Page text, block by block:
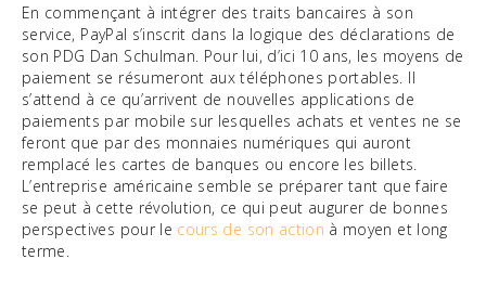
En commençant à intégrer des traits bancaires à son
service, PayPal s’inscrit dans la logique des déclarations de
son PDG Dan Schulman. Pour lui, d’ici 10 ans, les moyens de
paiement se résumeront aux téléphones portables. Il
s’attend à ce qu’arrivent de nouvelles applications de
paiements par mobile sur lesquelles achats et ventes ne se
feront que par des monnaies numériques qui auront
remplacé les cartes de banques ou encore les billets.
L’entreprise américaine semble se préparer tant que faire
se peut à cette révolution, ce qui peut augurer de bonnes
perspectives pour le cours de son action à moyen et long
terme.